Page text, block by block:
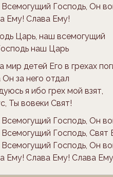
Всемогущий Господь, Он
Ему! Слава Ему!
Царь, наш всемогущий
наш Царь
мир детей Его в грехах
за него отдал
я ибо грех мой взят,
Ты вовеки Свят!
Всемогущий Господь, Он
Господь, Свят
Всемогущий Господь, Он
Ему! Слава Ему! Слава